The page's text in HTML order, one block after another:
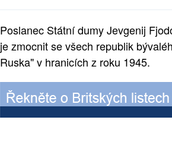
Poslanec Státní dumy Jevgenij
je zmocnit se všech republik
Ruska" v hranicích z roku 1945.